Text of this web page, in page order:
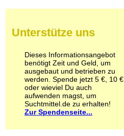
Pilze
Psychopharmaka
Schlafmittel
Schmerzmittel
Schnüffelstoffe
Spice
Sucht / Süchte
Alkoholsucht
Co-Abhängigkeit
Unterstütze uns
Dieses Informationsangebot
benötigt Zeit und Geld, um
ausgebaut und betrieben zu
werden. Spende jetzt 5 €, 10 €
oder wieviel Du auch
aufwenden magst, um
Suchtmittel.de zu erhalten!
Zur Spendenseite...